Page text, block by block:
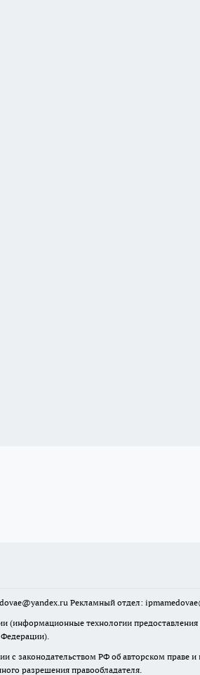
Рекламный отдел:
технологии
с законодательством РФ об авторском
разрешения правообладателя.